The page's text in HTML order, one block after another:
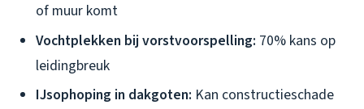
of muur komt
Vochtplekken bij vorstvoorspelling: 70% kans op
leidingbreuk
IJsophoping in dakgoten: Kan constructieschade